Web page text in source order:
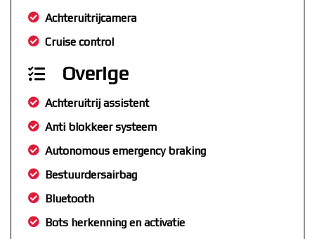
Achteruitrijcamera
Cruise control
Overige
Achteruitrij assistent
Anti blokkeer systeem
Autonomous emergency braking
Bestuurdersairbag
Bluetooth
Bots herkenning en activatie